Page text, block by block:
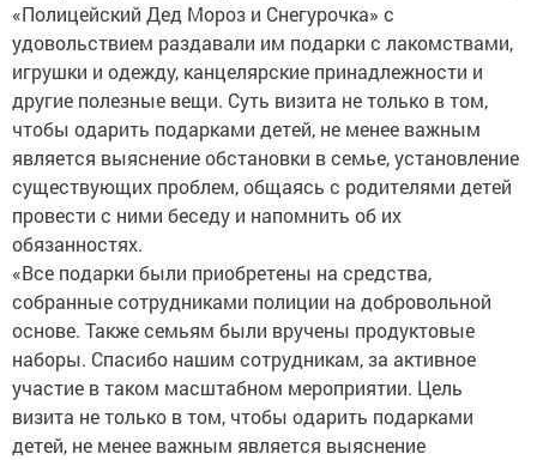
«Полицейский Дед Мороз и Снегурочка» с
удовольствием раздавали им подарки с лакомствами,
игрушки и одежду, канцелярские принадлежности и
другие полезные вещи. Суть визита не только в том,
чтобы одарить подарками детей, не менее важным
является выяснение обстановки в семье, установление
существующих проблем, общаясь с родителями детей
провести с ними беседу и напомнить об их
обязанностях.
«Все подарки были приобретены на средства,
собранные сотрудниками полиции на добровольной
основе. Также семьям были вручены продуктовые
наборы. Спасибо нашим сотрудникам, за активное
участие в таком масштабном мероприятии. Цель
визита не только в том, чтобы одарить подарками
детей, не менее важным является выяснение